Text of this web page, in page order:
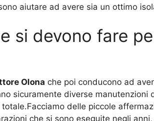
aiutare ad avere sia un ottimo
si devono fare
Olona che poi conducono ad
sicuramente diverse manutenzioni
delle piccole
che si sono eseguite negli